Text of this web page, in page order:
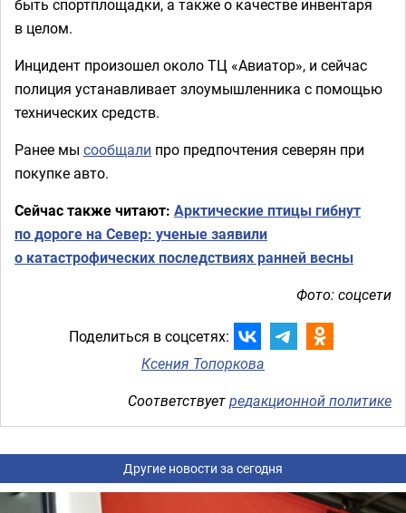
быть спортплощадки, а также о качестве инвентаря
в целом.
Инцидент произошел около ТЦ «Авиатор», и сейчас
полиция устанавливает злоумышленника с помощью
технических средств.
Ранее мы сообщали про предпочтения северян при
покупке авто.
Сейчас также читают: Арктические птицы гибнут
по дороге на Север: ученые заявили
о катастрофических последствиях ранней весны
Фото: соцсети
Поделиться в соцсетях:
Ксения Топоркова
Соответствуетредакционной политике
Другие новости за сегодня